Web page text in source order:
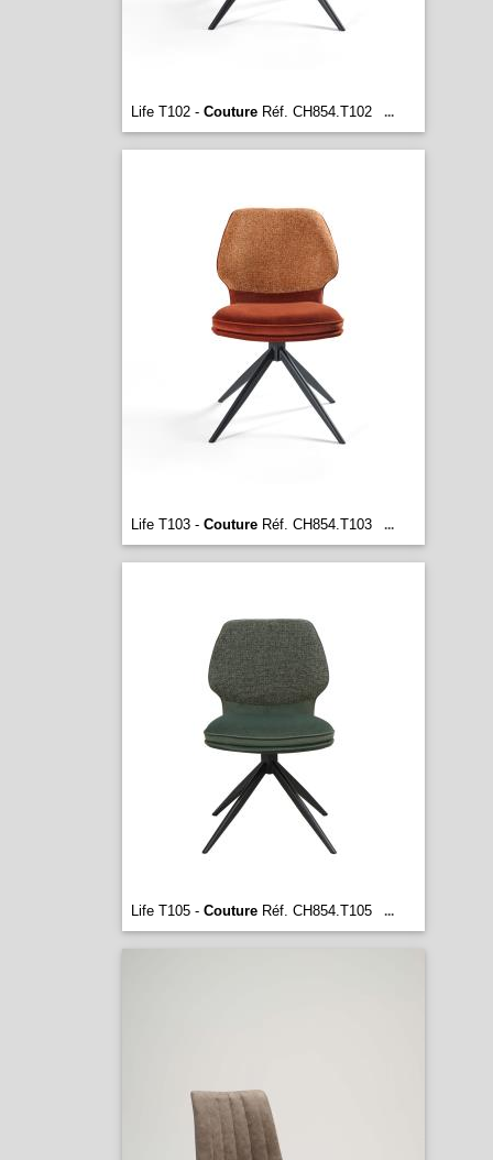
Life T102 - CoutureRéf. CH854.T102 ...
Life T103 - CoutureRéf. CH854.T103 ...
Life T105 - CoutureRéf. CH854.T105 ...